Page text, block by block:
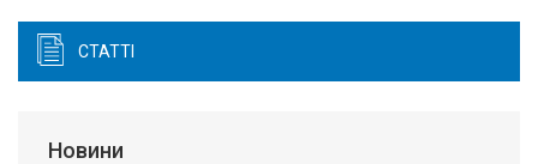
СТАТТІ
Новини